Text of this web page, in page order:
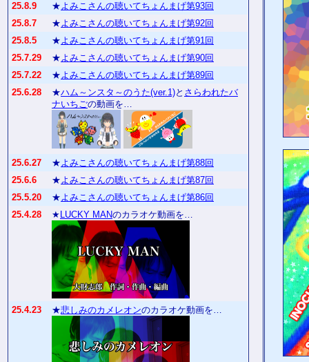
25.8.9
★よみこさんの聴いてちょんまげ第93回
25.8.7
★よみこさんの聴いてちょんまげ第92回
25.8.5
★よみこさんの聴いてちょんまげ第91回
25.7.29
★よみこさんの聴いてちょんまげ第90回
25.7.22
★よみこさんの聴いてちょんまげ第89回
25.6.28
★ハム～ンスタ～のうた(ver.1)と さらわれたバ
ナいちごの動画を…
25.6.27 ★よみこさんの聴いてちょんまげ第88回
25.6.6
★よみこさんの聴いてちょんまげ第87回
25.5.20
★よみこさんの聴いてちょんまげ第86回
25.4.28
★ LUCKY MANのカラオケ動画を…
25.4.23 ★悲しみのカメレオンのカラオケ動画を…